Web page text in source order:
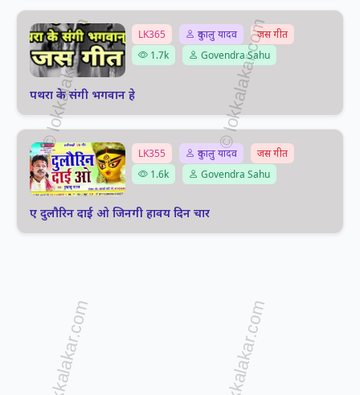
LK365 दुकालु यादव
जस गीत
1.7k
Govendra Sahu
पथरा के संगी भगवान हे
LK355 दुकालु यादव
जस गीत
1.6k
Govendra Sahu
ए दुलौरिन दाई ओ जिनगी हावय दिन चार